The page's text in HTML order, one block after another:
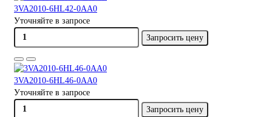
3VA2010-6HL42-0AA0
Уточняйте в запросе
Запросить цену
3VA2010-6HL46-0AA0
Уточняйте в запросе
Запросить цену